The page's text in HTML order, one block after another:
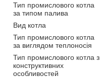
Тип промислового котла
за типом палива
Вид котла
Тип промислового котла
за виглядом теплоносія
Тип промислового котла з
конструктивних
особливостей